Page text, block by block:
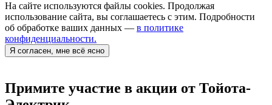
На сайте используются файлы cookies. Продолжая
использование сайта, вы соглашаетесь с этим. Подробности
об обработке ваших данных — в политике
конфиденциальности.
Я согласен, мне всё ясно
Примите участие в акции от Тойота-